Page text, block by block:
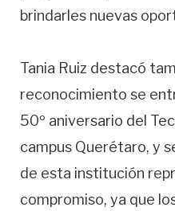
brindarles nuevas
Tania Ruiz destacó
reconocimiento se
50º aniversario del
campus Querétaro, y
de esta institución
compromiso, ya que